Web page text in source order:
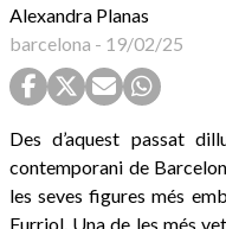
Alexandra Planas
barcelona - 19/02/25
Des d’aquest passat
contemporani de
les seves figures més
Furriol. Una de les més